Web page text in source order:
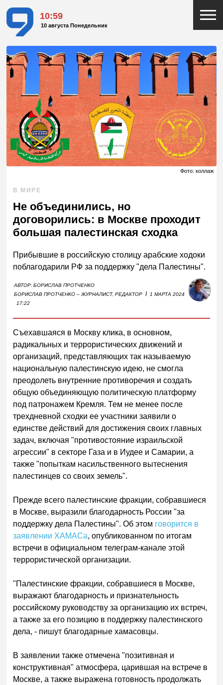
10:59
10 августа Понедельник
Фото: коллаж
В МИРЕ
Не объединились, но
договорились: в Москве проходит
большая палестинская сходка
Прибывшие в российскую столицу арабские ходоки
поблагодарили РФ за поддержку "дела Палестины".
АВТОР:БОРИСЛАВ ПРОТЧЕНКО
БОРИСЛАВ ПРОТЧЕНКО – ЖУРНАЛИСТ, РЕДАКТОР I
1 МАРТА 2024
17:22
Съехавшаяся в Москву клика, в основном,
радикальных и террористических движений и
организаций, представляющих так называемую
национальную палестинскую идею, не смогла
преодолеть внутренние противоречия и создать
общую объединяющую политическую платформу
под патронажем Кремля. Тем не менее после
трехдневной сходки ее участники заявили о
единстве действий для достижения своих главных
задач, включая "противостояние израильской
агрессии" в секторе Газа и в Иудее и Самарии, а
также "попыткам насильственного вытеснения
палестинцев со своих земель".
Прежде всего палестинские фракции, собравшиеся
в Москве, выразили благодарность России "за
поддержку дела Палестины". Об этом говорится в
заявлении ХАМАСа, опубликованном по итогам
встречи в официальном телеграм-канале этой
террористической организации.
"Палестинские фракции, собравшиеся в Москве,
выражают благодарность и признательность
российскому руководству за организацию их встреч,
а также за его позицию в поддержку палестинского
дела, - пишут благодарные хамасовцы.
В заявлении также отмечена "позитивная и
конструктивная" атмосфера, царившая на встрече в
Москве, а также выражена готовность продолжать